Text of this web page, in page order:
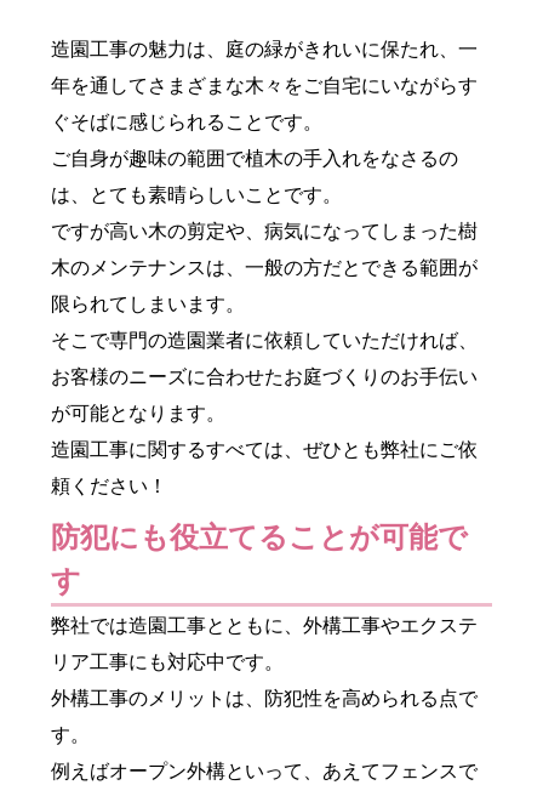
造園工事の魅力は、庭の緑がきれいに保たれ、一
年を通してさまざまな木々をご自宅にいながらす
ぐそばに感じられることです。
ご自身が趣味の範囲で植木の手入れをなさるの
は、とても素晴らしいことです。
ですが高い木の剪定や、病気になってしまった樹
木のメンテナンスは、一般の方だとできる範囲が
限られてしまいます。
そこで専門の造園業者に依頼していただければ、
お客様のニーズに合わせたお庭づくりのお手伝い
が可能となります。
造園工事に関するすべては、ぜひとも弊社にご依
頼ください！
防犯にも役立てることが可能で
す
弊社では造園工事とともに、外構工事やエクステ
リア工事にも対応中です。
外構工事のメリットは、防犯性を高められる点で
す。
例えばオープン外構といって、あえてフェンスで